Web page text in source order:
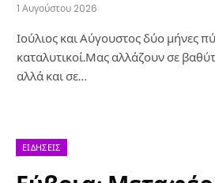
1 Αυγούστου 2026
Ιούλιος και Αύγουστος δύο μήνες
καταλυτικοί.Μας αλλάζουν σε
αλλά και σε…
ΕΙΔΉΣΕΙΣ